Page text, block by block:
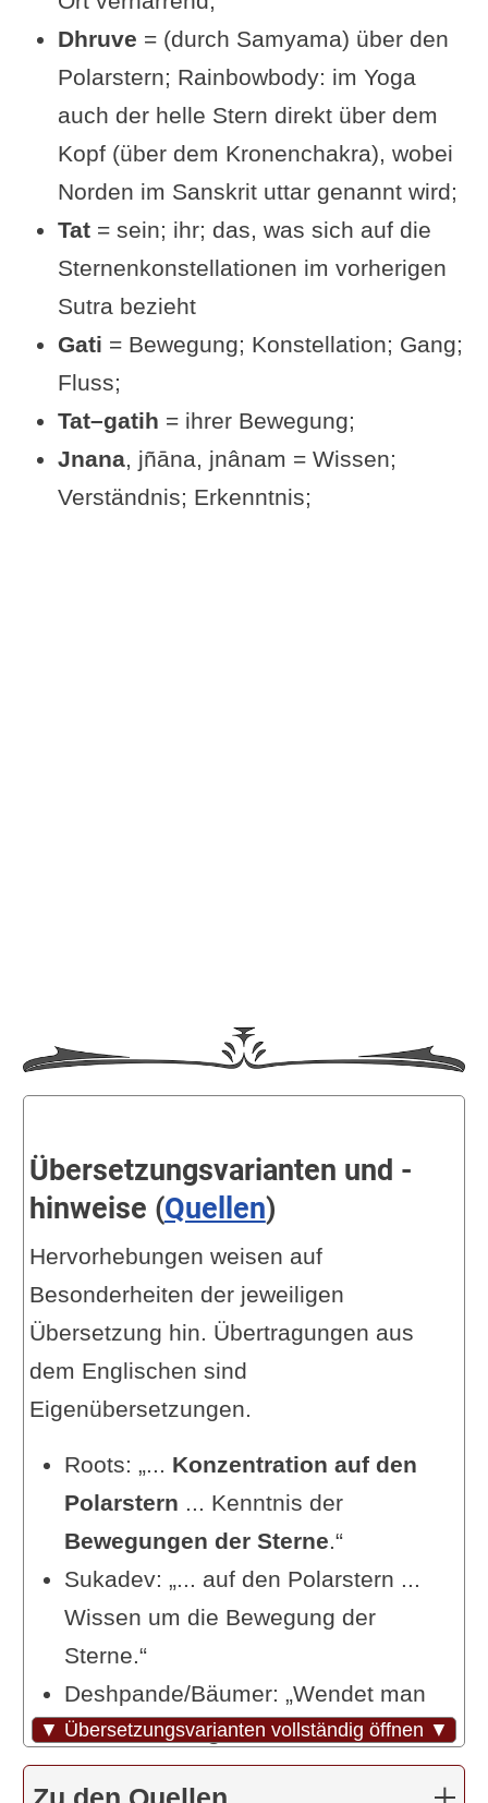
Samyama
Übungsvorschlag zu Sutra III-29
Siehe auch folgende Sutras
Ergänzungen und Fragen von dir
zur Sutra
Videos zu Sutra III-29
Beliebt & gut bewertet: Bücher
zum Yogasutra
Alte Schriften auf Yoga-
Welten.de
Dhruve = (durch Samyama) über den
Polarstern; Rainbowbody: im Yoga
auch der helle Stern direkt über dem
Kopf (über dem Kronenchakra), wobei
Norden im Sanskrit uttar genannt wird;
Tat= sein; ihr; das, was sich auf die
Sternenkonstellationen im vorherigen
Sutra bezieht
Gati = Bewegung; Konstellation; Gang;
Fluss;
Tat–gatih = ihrer Bewegung;
Jnana, jñāna, jnânam = Wissen;
Verständnis; Erkenntnis;
▼ Übersetzungsvarianten vollständig öffnen ▼
Übersetzungsvarianten und -
hinweise (Quellen)
Hervorhebungen weisen auf
Besonderheiten der jeweiligen
Übersetzung hin. Übertragungen aus
dem Englischen sind
Eigenübersetzungen.
Roots: „... Konzentration auf den
Polarstern ... Kenntnis der
Bewegungen der Sterne .“
Sukadev: „... auf den Polarstern ...
Wissen um die Bewegung der
Sterne.“
Deshpande/Bäumer: „Wendet man
dieSammlung auf den Polarstern
hin …“